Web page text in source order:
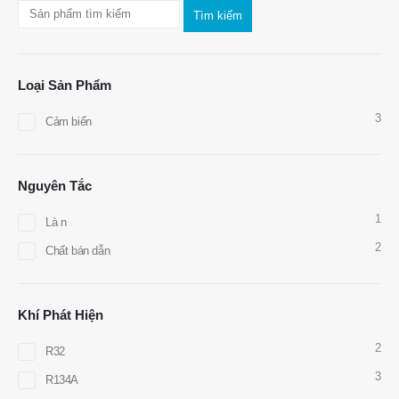
Tìm kiếm
Loại Sản Phẩm
Cảm biến 3
Nguyên Tắc
Là n 1
Chất bán dẫn 2
Khí Phát Hiện
R32 2
R134A 3
WhatsApp